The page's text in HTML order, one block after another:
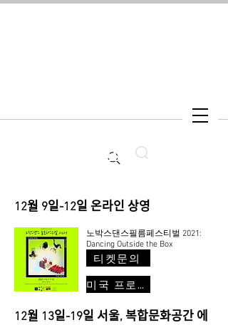
Search
12월 9일-12일 온라인 상영
노박스댄스필름페스티벌 2021:
Dancing Outside the Box
티켓문의
미국 프로그램
12월 13일-19일 서울, 복합문화공간 에